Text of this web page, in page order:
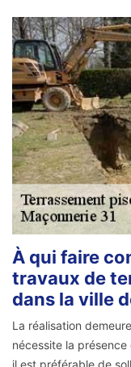
À qui faire
travaux de
dans la ville
La réalisation
nécessite la
il est préférable de